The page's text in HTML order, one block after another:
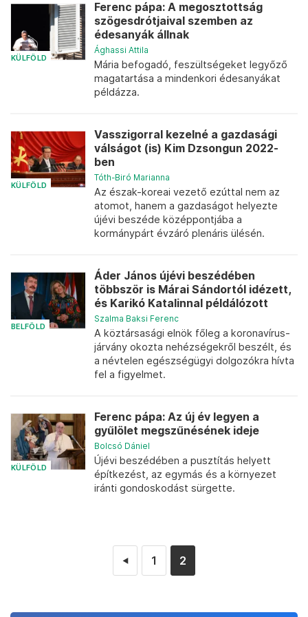
KÜLFÖLD
Ferenc pápa: A megosztottság
szögesdrótjaival szemben az
édesanyák állnak
Ághassi Attila
Mária befogadó, feszültségeket legyőző
magatartása a mindenkori édesanyákat
példázza.
KÜLFÖLD
Vasszigorral kezelné a gazdasági
válságot (is) Kim Dzsongun 2022-
ben
Tóth-Biró Marianna
Az észak-koreai vezető ezúttal nem az
atomot, hanem a gazdaságot helyezte
újévi beszéde középpontjába a
kormánypárt évzáró plenáris ülésén.
BELFÖLD
Áder János újévi beszédében
többször is Márai Sándortól idézett,
és Karikó Katalinnal példálózott
Szalma Baksi Ferenc
A köztársasági elnök főleg a koronavírus-
járvány okozta nehézségekről beszélt, és
a névtelen egészségügyi dolgozókra hívta
fel a figyelmet.
KÜLFÖLD
Ferenc pápa: Az új év legyen a
gyűlölet megszűnésének ideje
Bolcsó Dániel
Újévi beszédében a pusztítás helyett
építkezést, az egymás és a környezet
iránti gondoskodást sürgette.
◄ 1 2